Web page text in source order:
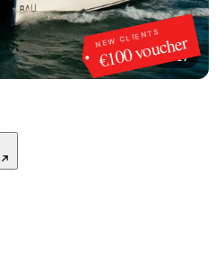
NEW CLIENTS
€100 voucher
1/17